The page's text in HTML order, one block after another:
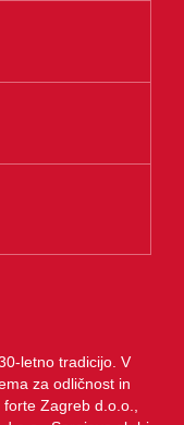
letno tradicijo. V
za odličnost in
Zagreb d.o.o.,